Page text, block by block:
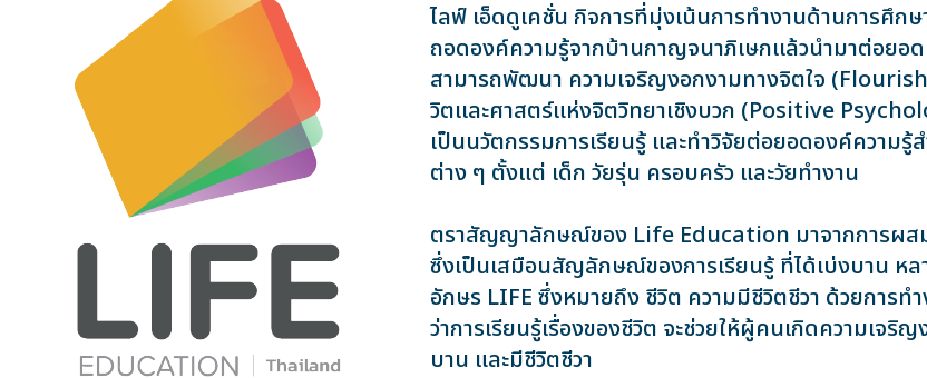
ไลฟ์ เอ็ดดูเคชั่น กิจการที่มุ่งเน้นการทำงานด้านการศึก
ถอดองค์ความรู้จากบ้านกาญจนาภิเษกเเล้วนำมาต่อยอ
สามารถพัฒนา ความเจริญงอกงามทางจิตใจ
วิตเเละศาสตร์แห่งจิตวิทยาเชิงบวก (Positive
เป็นนวัตกรรมการเรียนรู้ และทำวิจัยต่อยอดองค์ความรู้
ต่าง ๆ ตั้งแต่ เด็ก วัยรุ่น ครอบครัว และวัยทำงาน
ตราสัญญาลักษณ์ของ Life Education มาจากการผส
ซึ่งเป็นเสมือนสัญลักษณ์ของการเรียนรู้ ที่ได้เบ่งบาน หล
อักษร LIFE ซึ่งหมายถึง ชีวิต ความมีชีวิตชีวา ด้วยการท
ว่าการเรียนรู้เรื่องของชีวิต จะช่วยให้ผู้คนเกิดความเจริ
บาน และมีชีวิตชีวา